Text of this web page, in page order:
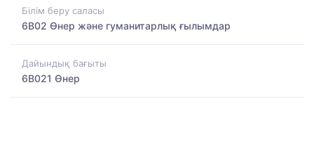
Білім беру саласы
6B02 Өнер және гуманитарлық ғылымдар
Дайындық бағыты
6B021 Өнер